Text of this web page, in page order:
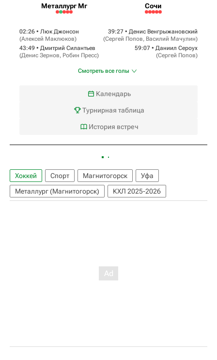
Металлург Мг Сочи
02:26 • Люк Джонсон
(Алексей Маклюков)
43:49 • Дмитрий Силантьев
(Денис Зернов, Робин Пресс)
39:27 • Денис Венгрыжановский
(Сергей Попов, Василий Мачулин)
59:07 • Даниил Сероух
(Сергей Попов)
Смотреть все голы
Календарь
Турнирная таблица
История встреч
Хоккей Спорт Магнитогорск
Уфа
Металлург (Магнитогорск)
КХЛ 2025-2026